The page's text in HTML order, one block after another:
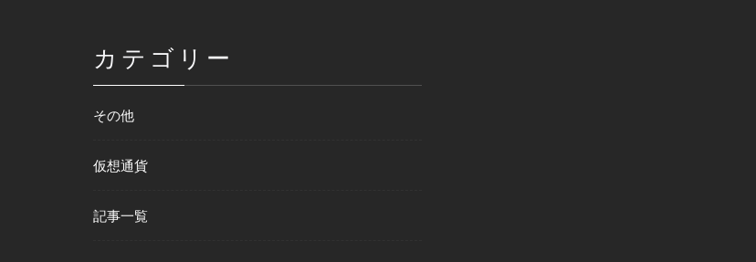
カテゴリー
その他
仮想通貨
記事一覧